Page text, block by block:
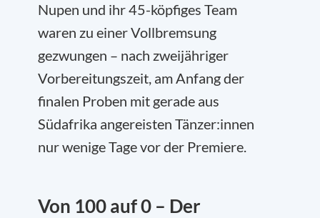
Nupen und ihr 45-köpfiges Team
waren zu einer Vollbremsung
gezwungen – nach zweijähriger
Vorbereitungszeit, am Anfang der
finalen Proben mit gerade aus
Südafrika angereisten Tänzer:innen
nur wenige Tage vor der Premiere.
Von 100 auf 0 – Der